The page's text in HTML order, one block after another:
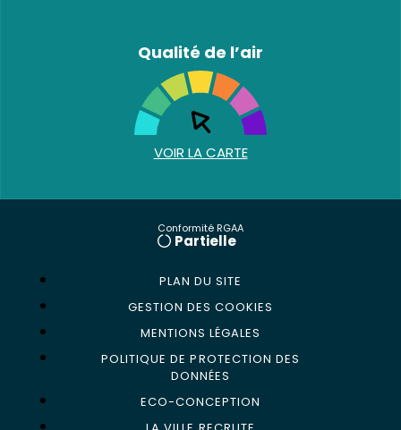
Qualité de l’air
VOIR LA CARTE
Conformité RGAA
Partielle
PLAN DU SITE
GESTION DES COOKIES
MENTIONS LÉGALES
POLITIQUE DE PROTECTION DES
DONNÉES
ECO-CONCEPTION